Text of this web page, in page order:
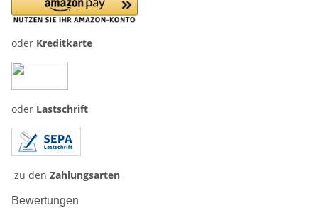
oder Kreditkarte
oder Lastschrift
zu den Zahlungsarten
Bewertungen